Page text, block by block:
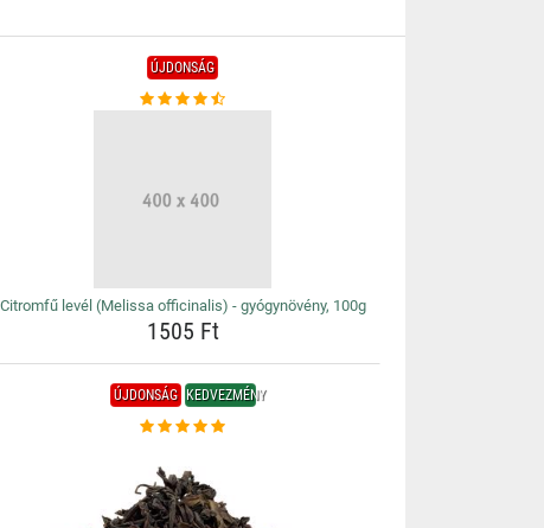
ÚJDONSÁG
Citromfű levél (Melissa officinalis) - gyógynövény, 100g
1505 Ft
ÚJDONSÁG KEDVEZMÉNY